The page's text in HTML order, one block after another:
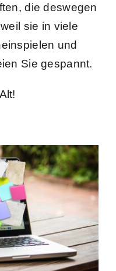
die deswegen
sie in viele
und
Sie gespannt.